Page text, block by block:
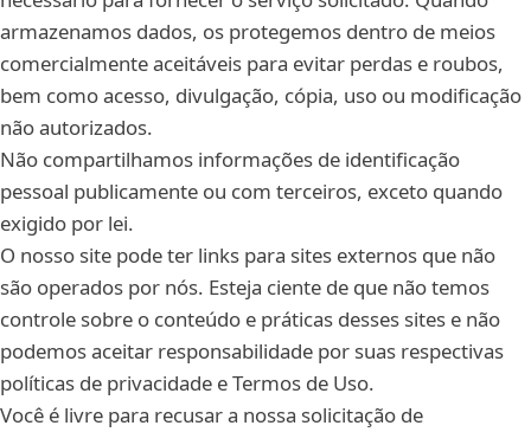
armazenamos dados, os protegemos dentro de meios
comercialmente aceitáveis para evitar perdas e roubos,
bem como acesso, divulgação, cópia, uso ou modificação
não autorizados.
Não compartilhamos informações de identificação
pessoal publicamente ou com terceiros, exceto quando
exigido por lei.
O nosso site pode ter links para sites externos que não
são operados por nós. Esteja ciente de que não temos
controle sobre o conteúdo e práticas desses sites e não
podemos aceitar responsabilidade por suas respectivas
políticas de privacidade e Termos de Uso.
Você é livre para recusar a nossa solicitação de